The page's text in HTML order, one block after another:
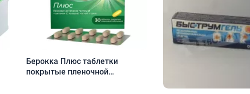
Берокка Плюс таблетки
покрытые пленочной